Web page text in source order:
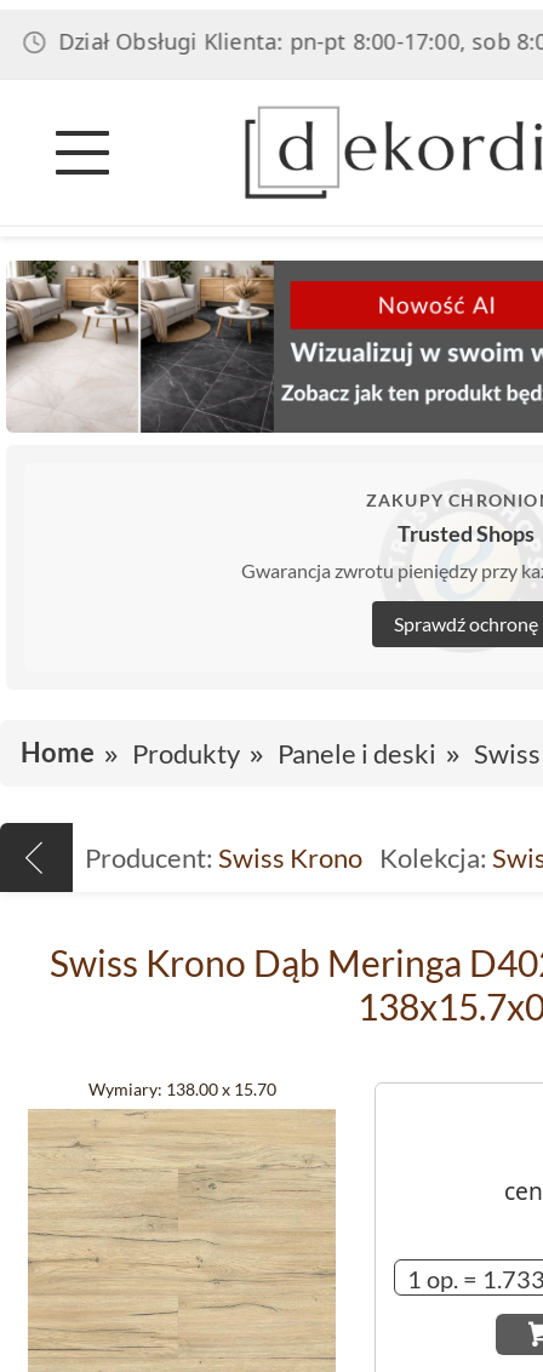
Obsługi Klienta: pn-pt 8:00-17:00, sob 8:00-14:00
ZAKUPY
Trusted Shops
Gwarancja zwrotu pieniędzy przy
Sprawdź ochronę
Home Produkty Panele i deski
Producent: Swiss Krono Kolekcja:
Swiss Krono Dąb Meringa
Wymiary: 138.00 x 15.70